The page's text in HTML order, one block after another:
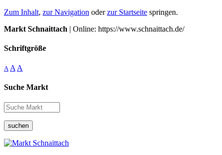
Zum Inhalt, zur Navigation oderzur Startseite springen.
Markt Schnaittach | Online: https://www.schnaittach.de/
Schriftgröße
A A A
Suche Markt
suchen